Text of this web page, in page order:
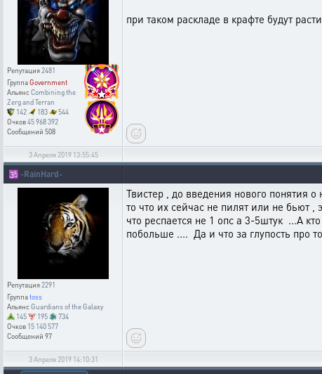
Репутация2481
ГруппаGovernment
АльянсCombining the
Zerg and Terran
142
183
544
Очков45 968 392
Сообщений 508
при таком раскладе в крафте будут
3 Апреля 2019 13:55:45
🕉️ -RainHard-
Репутация2291
Группаtoss
АльянсGuardians of the Galaxy
145
195
734
Очков 15 140 577
Сообщений 97
Твистер , до введения нового понятия
то что их сейчас не пилят или не бьют
что респается не 1 опс а 3-5штук ...А
побольше .... Да и что за глупость про
3 Апреля 2019 14:10:31